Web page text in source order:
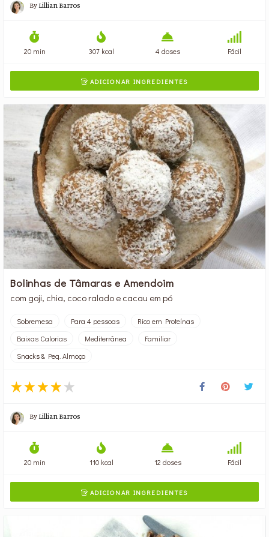
ByLillian Barros
20 min 307 kcal 4 doses Fácil
ADICIONAR INGREDIENTES
Bolinhas de Tâmaras e Amendoim
com goji, chia, coco ralado e cacau em pó
Sobremesa Para 4 pessoas
Rico em Proteínas
Baixas Calorias
Mediterrânea
Familiar
Snacks & Peq. Almoço
ByLillian Barros
20 min 110 kcal 12 doses Fácil
ADICIONAR INGREDIENTES